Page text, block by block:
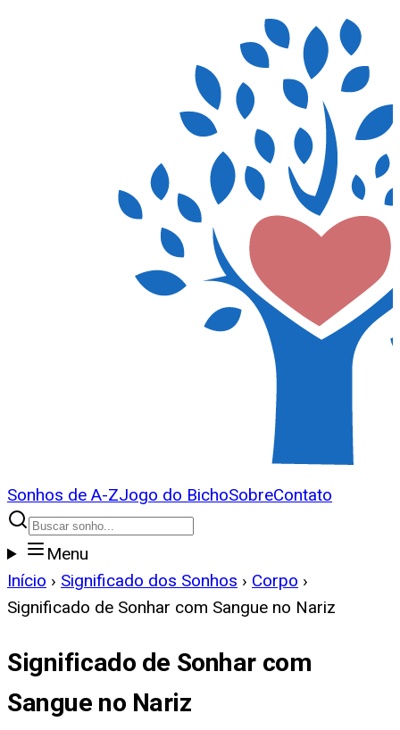
Sonhos de A-ZJogo do BichoSobreContato
Menu
Início › Significado dos Sonhos › Corpo ›
Significado de Sonhar com Sangue no Nariz
Significado de Sonhar com
Sangue no Nariz